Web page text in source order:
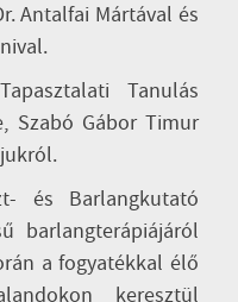
Antalfai Mártával és
Tanulás
Szabó Gábor Timur
és Barlangkutató
barlangterápiájáról
a fogyatékkal élő
keresztül